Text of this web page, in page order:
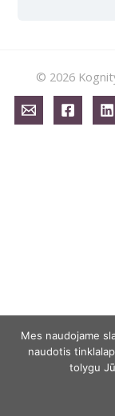
© 2026
Mes naudojame
naudotis
tolygu